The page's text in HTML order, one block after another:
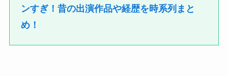
ンすぎ！昔の出演作品や経歴を時系列まと
め！